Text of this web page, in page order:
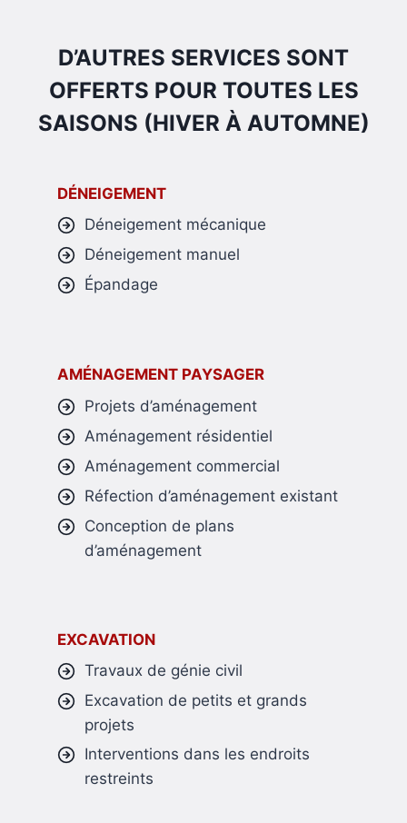
D’AUTRES SERVICES SONT
OFFERTS POUR TOUTES LES
SAISONS (HIVER À AUTOMNE)
DÉNEIGEMENT
Déneigement mécanique
Déneigement manuel
Épandage
AMÉNAGEMENT PAYSAGER
Projets d’aménagement
Aménagement résidentiel
Aménagement commercial
Réfection d’aménagement existant
Conception de plans
d’aménagement
EXCAVATION
Travaux de génie civil
Excavation de petits et grands
projets
Interventions dans les endroits
restreints